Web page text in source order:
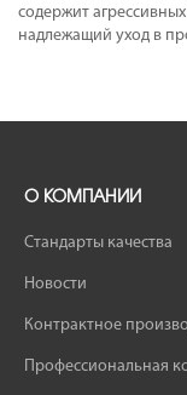
содержит
надлежащий уход в
О КОМПАНИИ
Стандарты качества
Новости
Контрактное
Профессиональная